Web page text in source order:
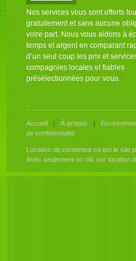
Nos services vous sont offerts
gratuitement et sans aucune
votre part. Nous vous aidons à
temps et argent en comparant
d’un seul coup les prix et
compagnies locales et fiables
présélectionnées pour vous.
Accueil | À-propos |
de confidentialité
Location de conteneur.ca est le site
Avec seulement un clic sur location